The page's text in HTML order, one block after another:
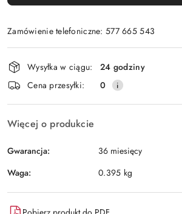
Zamówienie telefoniczne: 577 665 543
Wyślij
Dostępność
i
dostawa
Wysyłka w ciągu:
24 godziny
Cena przesyłki:
0
Więcej o produkcie
Gwarancja:
36 miesięcy
Waga:
0.395 kg